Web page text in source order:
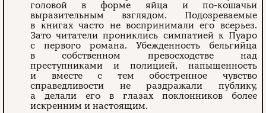
головой в форме яйца и по-кошачьи
выразительным взглядом. Подозреваемые
в книгах часто не воспринимали его всерьез.
Зато читатели прониклись симпатией к Пуаро
с первого романа. Убежденность бельгийца
в собственном превосходстве над
преступниками и полицией, напыщенность
и вместе с тем обостренное чувство
справедливости не раздражали публику,
а делали его в глазах поклонников более
искренним и настоящим.